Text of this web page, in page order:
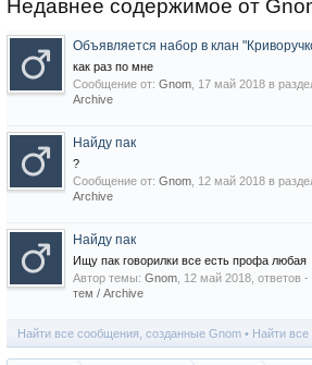
Недавнее содержимое от
Объявляется набор в клан
как раз по мне
Сообщение от: Gnom 17 май 2018 в
Archive
Найду пак
?
Сообщение от: Gnom 12 май 2018 в
Archive
Найду пак
Ищу пак говорилки все есть профа любая
Автор темы: Gnom 12 май 2018 , ответов
тем / Archive
Найти все сообщения, созданные Gnom Найти